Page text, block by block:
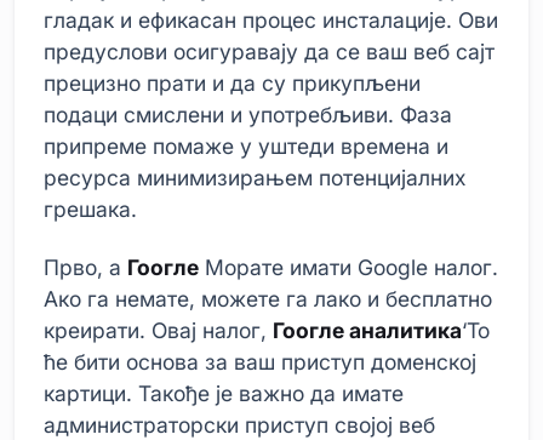
гладак и ефикасан процес инсталације. Ови
предуслови осигуравају да се ваш веб сајт
прецизно прати и да су прикупљени
подаци смислени и употребљиви. Фаза
припреме помаже у уштеди времена и
ресурса минимизирањем потенцијалних
грешака.
Прво, а Гоогле Морате имати Google налог.
Ако га немате, можете га лако и бесплатно
креирати. Овај налог, Гоогле аналитика‘То
ће бити основа за ваш приступ доменској
картици. Такође је важно да имате
администраторски приступ својој веб